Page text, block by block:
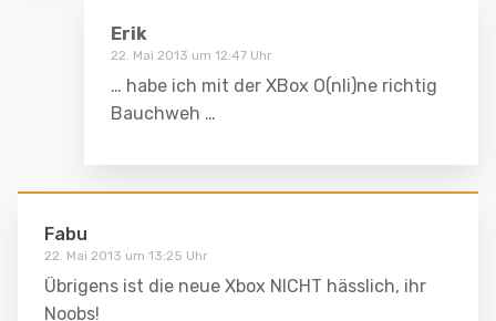
Erik
22. Mai 2013 um 12:47 Uhr
… habe ich mit der XBox O(nli)ne richtig
Bauchweh …
Fabu
22. Mai 2013 um 13:25 Uhr
Übrigens ist die neue Xbox NICHT hässlich, ihr
Noobs!